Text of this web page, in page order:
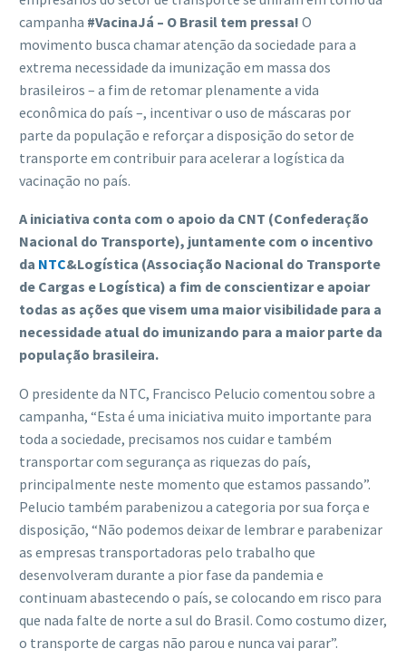
campanha #VacinaJá – O Brasil tem pressa! O
movimento busca chamar atenção da sociedade para a
extrema necessidade da imunização em massa dos
brasileiros – a fim de retomar plenamente a vida
econômica do país –, incentivar o uso de máscaras por
parte da população e reforçar a disposição do setor de
transporte em contribuir para acelerar a logística da
vacinação no país.
A iniciativa conta com o apoio da CNT (Confederação
Nacional do Transporte), juntamente com o incentivo
da NTC&Logística (Associação Nacional do Transporte
de Cargas e Logística) a fim de conscientizar e apoiar
todas as ações que visem uma maior visibilidade para a
necessidade atual do imunizando para a maior parte da
população brasileira.
O presidente da NTC, Francisco Pelucio comentou sobre a
campanha, “Esta é uma iniciativa muito importante para
toda a sociedade, precisamos nos cuidar e também
transportar com segurança as riquezas do país,
principalmente neste momento que estamos passando”.
Pelucio também parabenizou a categoria por sua força e
disposição, “Não podemos deixar de lembrar e parabenizar
as empresas transportadoras pelo trabalho que
desenvolveram durante a pior fase da pandemia e
continuam abastecendo o país, se colocando em risco para
que nada falte de norte a sul do Brasil. Como costumo dizer,
o transporte de cargas não parou e nunca vai parar”.